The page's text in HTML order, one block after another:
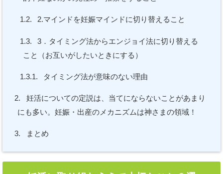
1.2. 2.マインドを妊娠マインドに切り替えること
1.3.
3．タイミング法からエンジョイ法に切り替える
こと（お互いがしたいときにする）
1.3.1. タイミング法が意味のない理由
2.
妊活についての定説は、当てにならないことがあまり
にも多い。妊娠・出産のメカニズムは神さまの領域！
3. まとめ